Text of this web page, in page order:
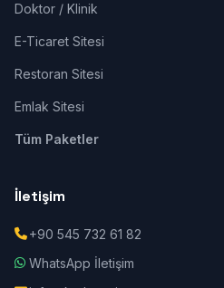
Doktor / Klinik
E-Ticaret Sitesi
Restoran Sitesi
Emlak Sitesi
Tüm Paketler
İletişim
+90 545 732 61 82
WhatsApp İletişim